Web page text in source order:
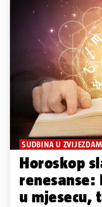
SUDBINA U
Horoskop
renesanse:
u mjesecu,